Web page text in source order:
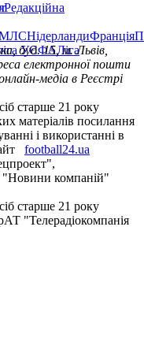
Редакційна
НідерландиФранція
УЄФАЛіга
буд. 15, м. Львів,
електронної пошти
медіа в Реєстрі
старше 21 року
матеріалів посилання
і використанні в
football24.ua
"Новини компаній"
старше 21 року
"Телерадіокомпанія